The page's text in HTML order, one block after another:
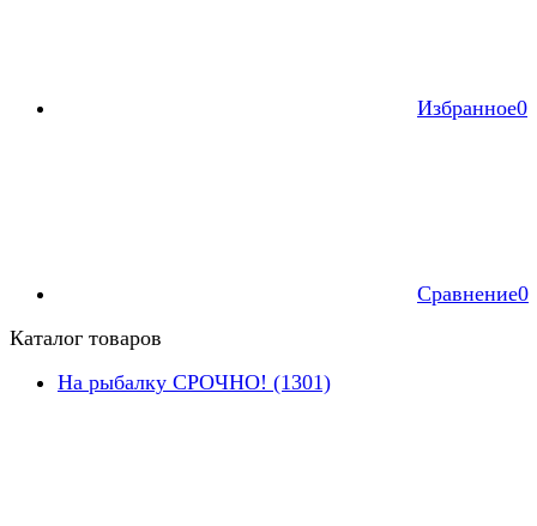
Избранное0
Сравнение0
Каталог товаров
На рыбалку СРОЧНО! (1301)